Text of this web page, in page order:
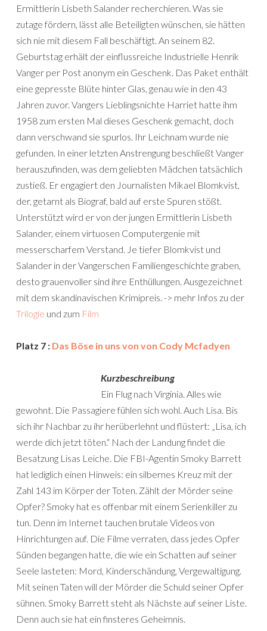
Ermittlerin Lisbeth Salander recherchieren. Was sie
zutage fördern, lässt alle Beteiligten wünschen, sie hätten
sich nie mit diesem Fall beschäftigt. An seinem 82.
Geburtstag erhält der einflussreiche Industrielle Henrik
Vanger per Post anonym ein Geschenk. Das Paket enthält
eine gepresste Blüte hinter Glas, genau wie in den 43
Jahren zuvor. Vangers Lieblingsnichte Harriet hatte ihm
1958 zum ersten Mal dieses Geschenk gemacht, doch
dann verschwand sie spurlos. Ihr Leichnam wurde nie
gefunden. In einer letzten Anstrengung beschließt Vanger
herauszufinden, was dem geliebten Mädchen tatsächlich
zustieß. Er engagiert den Journalisten Mikael Blomkvist,
der, getarnt als Biograf, bald auf erste Spuren stößt.
Unterstützt wird er von der jungen Ermittlerin Lisbeth
Salander, einem virtuosen Computergenie mit
messerscharfem Verstand. Je tiefer Blomkvist und
Salander in der Vangerschen Familiengeschichte graben,
desto grauenvoller sind ihre Enthüllungen. Ausgezeichnet
mit dem skandinavischen Krimipreis. -> mehr Infos zu der
Trilogie und zum Film
Platz 7 : Das Böse in uns von von Cody Mcfadyen
Kurzbeschreibung
Ein Flug nach Virginia. Alles wie
gewohnt. Die Passagiere fühlen sich wohl. Auch Lisa. Bis
sich ihr Nachbar zu ihr herüberlehnt und flüstert: „Lisa, ich
werde dich jetzt töten.“ Nach der Landung findet die
Besatzung Lisas Leiche. Die FBI-Agentin Smoky Barrett
hat lediglich einen Hinweis: ein silbernes Kreuz mit der
Zahl 143 im Körper der Toten. Zählt der Mörder seine
Opfer? Smoky hat es offenbar mit einem Serienkiller zu
tun. Denn im Internet tauchen brutale Videos von
Hinrichtungen auf. Die Filme verraten, dass jedes Opfer
Sünden begangen hatte, die wie ein Schatten auf seiner
Seele lasteten: Mord, Kinderschändung, Vergewaltigung.
Mit seinen Taten will der Mörder die Schuld seiner Opfer
sühnen. Smoky Barrett steht als Nächste auf seiner Liste.
Denn auch sie hat ein finsteres Geheimnis.